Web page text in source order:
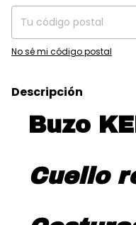
No sé mi código postal
Descripción
Buzo
Cuello